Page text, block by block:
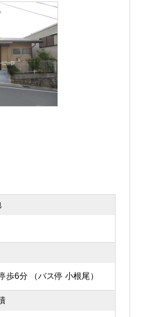
6分 （バス停 小根尾）